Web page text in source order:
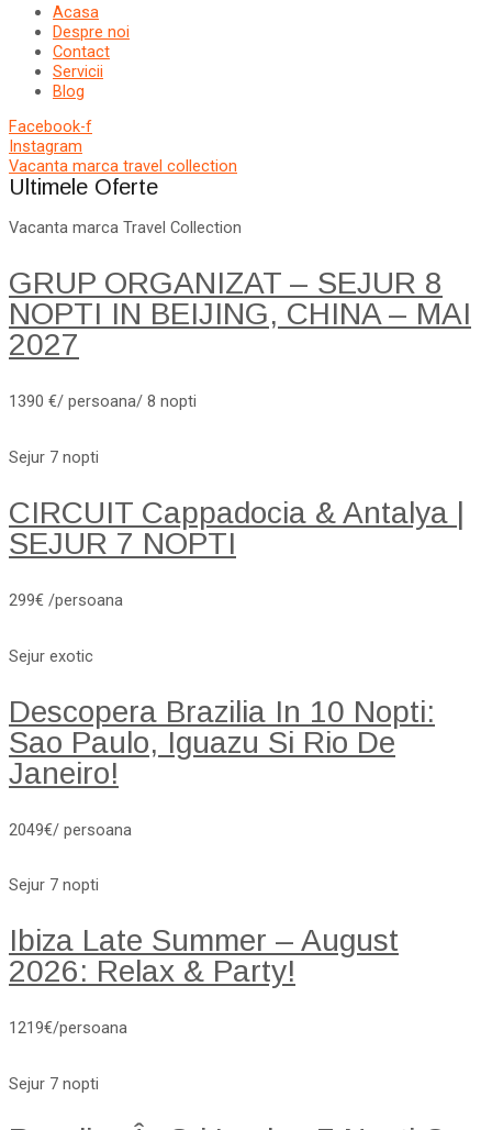
Acasa
Despre noi
Contact
Servicii
Blog
Facebook-f
Instagram
Vacanta marca travel collection
Ultimele Oferte
Vacanta marca Travel Collection
GRUP ORGANIZAT – SEJUR 8
NOPTI IN BEIJING, CHINA – MAI
2027
1390 €/ persoana/ 8 nopti
Sejur 7 nopti
CIRCUIT Cappadocia & Antalya |
SEJUR 7 NOPTI
299€ /persoana
Sejur exotic
Descopera Brazilia In 10 Nopti:
Sao Paulo, Iguazu Si Rio De
Janeiro!
2049€/ persoana
Sejur 7 nopti
Ibiza Late Summer – August
2026: Relax & Party!
1219€/persoana
Sejur 7 nopti